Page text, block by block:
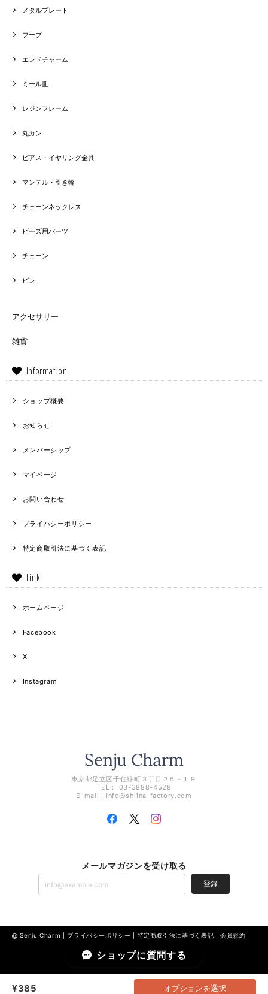
メタルプレート
フープ
エンドチャーム
ミール皿
レジンフレーム
丸カン
ピアス・イヤリング金具
マンテル・引き輪
チェーンネックレス
ビーズ用パーツ
チェーン
ピン
アクセサリー
雑貨
Information
ショップ概要
お知らせ
メンバーシップ
マイページ
お問い合わせ
プライバシーポリシー
特定商取引法に基づく表記
Link
ホームページ
Facebook
X
Instagram
東京都足立区千住緑町３丁目２５－１９
TEL： 03-3888-4528
E-mail： info@shiina-factory.com
メールマガジンを受け取る
登録
Senju Charm | プライバシーポリシー 特定商取引法に基づく表記 |会員規約
¥385 オプションを選択
ショップに質問する